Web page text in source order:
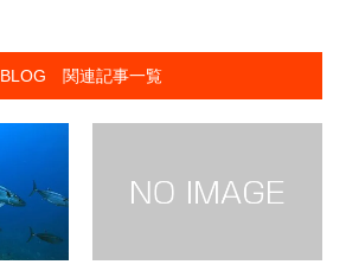
BLOG 関連記事一覧